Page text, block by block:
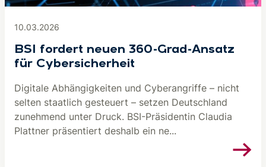
10.03.2026
BSI fordert neuen 360-Grad-Ansatz
für Cybersicherheit
Digitale Abhängigkeiten und Cyberangriffe – nicht
selten staatlich gesteuert – setzen Deutschland
zunehmend unter Druck. BSI-Präsidentin Claudia
Plattner präsentiert deshalb ein ne...